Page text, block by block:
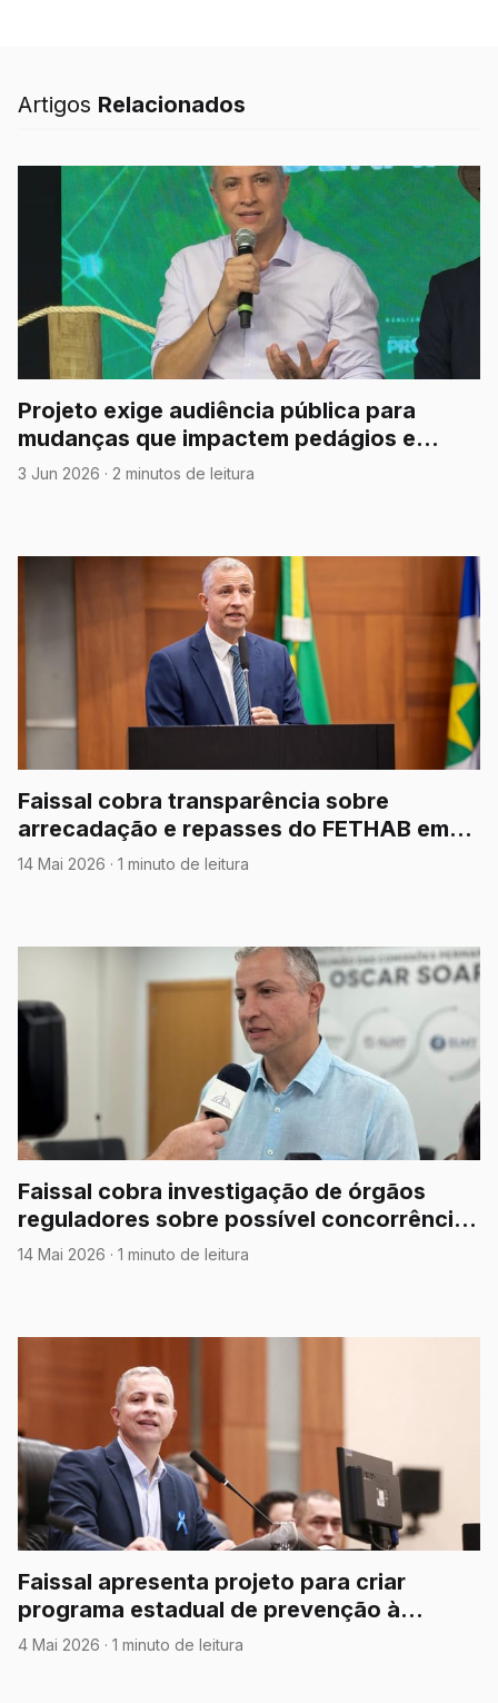
Artigos Relacionados
Projeto exige audiência pública para
mudanças que impactem pedágios e
concessões rodoviárias em MT
3 Jun 2026 · 2 minutos de leitura
Faissal cobra transparência sobre
arrecadação e repasses do FETHAB em
Mato Grosso
14 Mai 2026 · 1 minuto de leitura
Faissal cobra investigação de órgãos
reguladores sobre possível concorrência
desleal da Energisa no setor solar e pede
14 Mai 2026 · 1 minuto de leitura
Faissal apresenta projeto para criar
programa estadual de prevenção à
meningite em Mato Grosso
4 Mai 2026 · 1 minuto de leitura